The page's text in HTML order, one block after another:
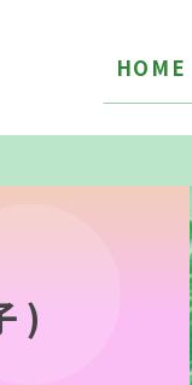
HOME
)